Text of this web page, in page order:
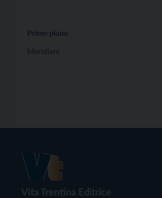
Primo piano
Meridiani
Vita Trentina Editrice